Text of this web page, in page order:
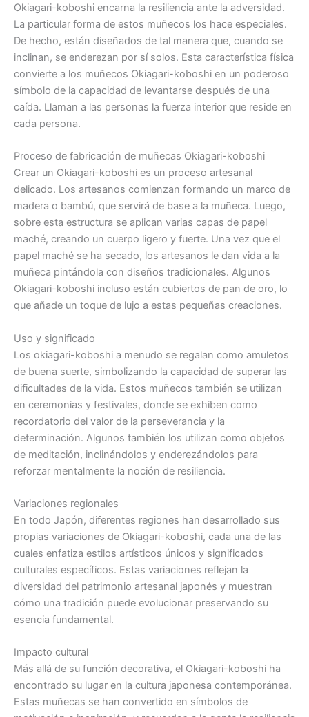
Okiagari-koboshi encarna la resiliencia ante la adversidad.
La particular forma de estos muñecos los hace especiales.
De hecho, están diseñados de tal manera que, cuando se
inclinan, se enderezan por sí solos. Esta característica física
convierte a los muñecos Okiagari-koboshi en un poderoso
símbolo de la capacidad de levantarse después de una
caída. Llaman a las personas la fuerza interior que reside en
cada persona.
Proceso de fabricación de muñecas Okiagari-koboshi
Crear un Okiagari-koboshi es un proceso artesanal
delicado. Los artesanos comienzan formando un marco de
madera o bambú, que servirá de base a la muñeca. Luego,
sobre esta estructura se aplican varias capas de papel
maché, creando un cuerpo ligero y fuerte. Una vez que el
papel maché se ha secado, los artesanos le dan vida a la
muñeca pintándola con diseños tradicionales. Algunos
Okiagari-koboshi incluso están cubiertos de pan de oro, lo
que añade un toque de lujo a estas pequeñas creaciones.
Uso y significado
Los okiagari-koboshi a menudo se regalan como amuletos
de buena suerte, simbolizando la capacidad de superar las
dificultades de la vida. Estos muñecos también se utilizan
en ceremonias y festivales, donde se exhiben como
recordatorio del valor de la perseverancia y la
determinación. Algunos también los utilizan como objetos
de meditación, inclinándolos y enderezándolos para
reforzar mentalmente la noción de resiliencia.
Variaciones regionales
En todo Japón, diferentes regiones han desarrollado sus
propias variaciones de Okiagari-koboshi, cada una de las
cuales enfatiza estilos artísticos únicos y significados
culturales específicos. Estas variaciones reflejan la
diversidad del patrimonio artesanal japonés y muestran
cómo una tradición puede evolucionar preservando su
esencia fundamental.
Impacto cultural
Más allá de su función decorativa, el Okiagari-koboshi ha
encontrado su lugar en la cultura japonesa contemporánea.
Estas muñecas se han convertido en símbolos de